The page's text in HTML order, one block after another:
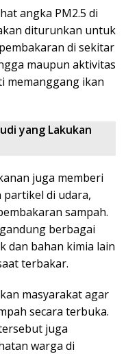
angka PM2.5 di
diturunkan untuk
di sekitar
maupun aktivitas
memanggang ikan
yang Lakukan
juga memberi
di udara,
sampah.
berbagai
dan bahan kimia lain
terbakar.
masyarakat agar
secara terbuka.
juga
warga di